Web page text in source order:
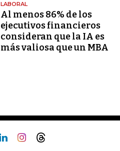
LABORAL
Al menos 86% de los
ejecutivos financieros
consideran que la IA es
más valiosa que un MBA